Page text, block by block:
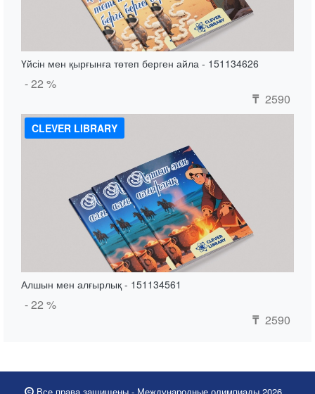
Үйсін мен қырғынға төтеп берген айла - 151134626
- 22 %
₸ 2590
CLEVER LIBRARY
Алшын мен алғырлық - 151134561
- 22 %
₸ 2590